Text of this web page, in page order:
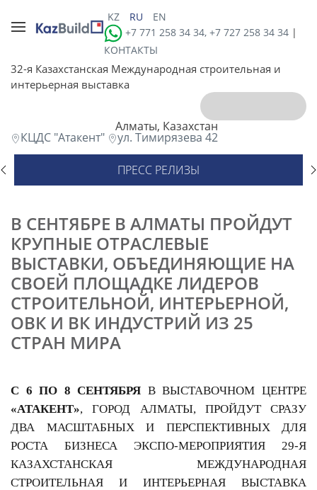
KZ RU
EN
+7 771 258 34 34, +7 727 258 34 34 |
КОНТАКТЫ
32-я Казахстанская Международная строительная и
интерьерная выставка
Алматы, Казахстан
КЦДС "Атакент" ул. Тимирязева 42
ПРЕСС РЕЛИЗЫ
В СЕНТЯБРЕ В АЛМАТЫ ПРОЙДУТ
КРУПНЫЕ ОТРАСЛЕВЫЕ
ВЫСТАВКИ, ОБЪЕДИНЯЮЩИЕ НА
СВОЕЙ ПЛОЩАДКЕ ЛИДЕРОВ
СТРОИТЕЛЬНОЙ, ИНТЕРЬЕРНОЙ,
ОВК И ВК ИНДУСТРИЙ ИЗ 25
СТРАН МИРА
С 6 ПО 8 СЕНТЯБРЯ В ВЫСТАВОЧНОМ ЦЕНТРЕ
«АТАКЕНТ», ГОРОД АЛМАТЫ, ПРОЙДУТ СРАЗУ
ДВА МАСШТАБНЫХ И ПЕРСПЕКТИВНЫХ ДЛЯ
РОСТА БИЗНЕСА ЭКСПО-МЕРОПРИЯТИЯ 29-Я
КАЗАХСТАНСКАЯ МЕЖДУНАРОДНАЯ
СТРОИТЕЛЬНАЯ И ИНТЕРЬЕРНАЯ ВЫСТАВКА